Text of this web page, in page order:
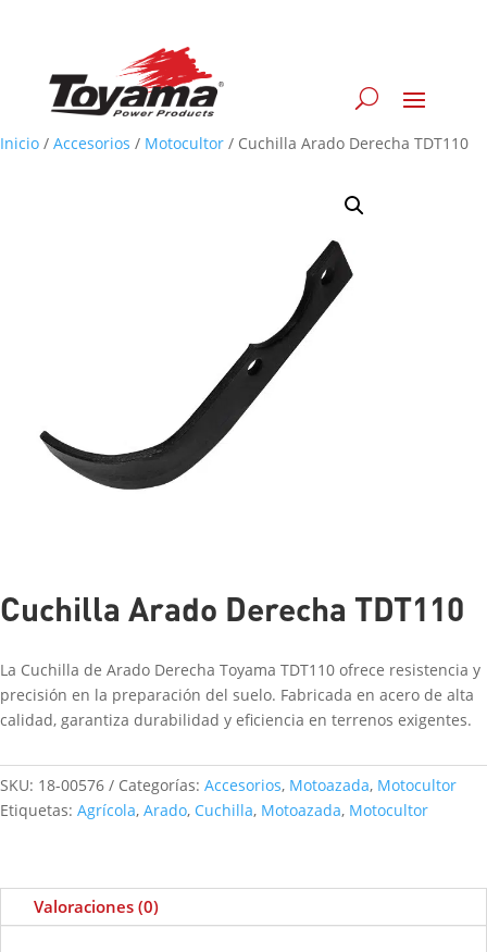
Inicio / Accesorios / Motocultor / Cuchilla Arado Derecha TDT110
Cuchilla Arado Derecha TDT110
La Cuchilla de Arado Derecha Toyama TDT110 ofrece resistencia y
precisión en la preparación del suelo. Fabricada en acero de alta
calidad, garantiza durabilidad y eficiencia en terrenos exigentes.
SKU: 18-00576 Categorías: Accesorios, Motoazada, Motocultor
Etiquetas: Agrícola, Arado, Cuchilla, Motoazada, Motocultor
Valoraciones (0)